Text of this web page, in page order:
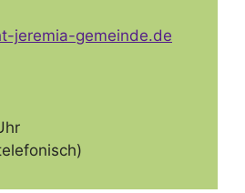
jeremia-gemeinde.de